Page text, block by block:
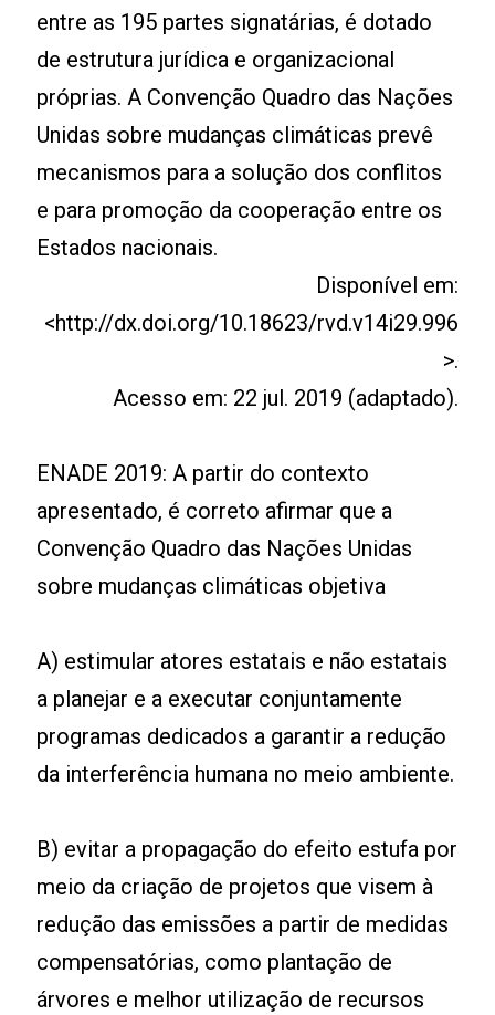
entre as 195 partes signatárias, é dotado
de estrutura jurídica e organizacional
próprias. A Convenção Quadro das Nações
Unidas sobre mudanças climáticas prevê
mecanismos para a solução dos conflitos
e para promoção da cooperação entre os
Estados nacionais.
Disponível em:
<http://dx.doi.org/10.18623/rvd.v14i29.996
>.
Acesso em: 22 jul. 2019 (adaptado).
ENADE 2019: A partir do contexto
apresentado, é correto afirmar que a
Convenção Quadro das Nações Unidas
sobre mudanças climáticas objetiva
A) estimular atores estatais e não estatais
a planejar e a executar conjuntamente
programas dedicados a garantir a redução
da interferência humana no meio ambiente.
B) evitar a propagação do efeito estufa por
meio da criação de projetos que visem à
redução das emissões a partir de medidas
compensatórias, como plantação de
árvores e melhor utilização de recursos